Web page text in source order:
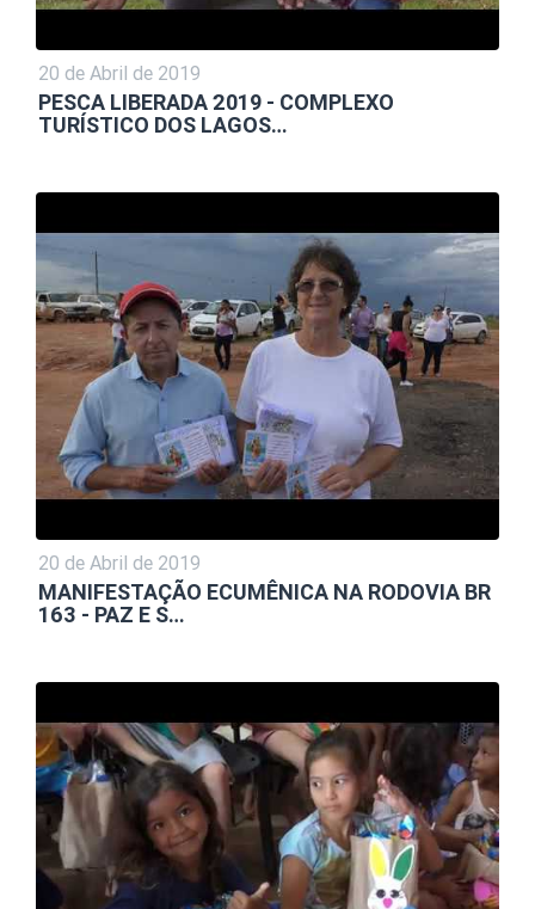
20 de Abril de 2019
PESCA LIBERADA 2019 - COMPLEXO
TURÍSTICO DOS LAGOS…
20 de Abril de 2019
MANIFESTAÇÃO ECUMÊNICA NA RODOVIA BR
163 - PAZ E S…